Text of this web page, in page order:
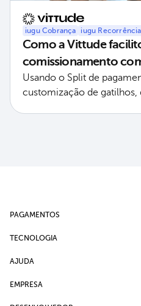
iugu Cobrança iugu Recorrência
Como a Vittude
comissionamento
Usando o Split de
customização de
PAGAMENTOS
Pix
TECNOLOGIA
Split de Pagamento
AJUDA
Ajuda
EMPRESA